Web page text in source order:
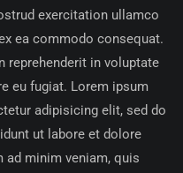
exercitation ullamco
ea commodo consequat.
reprehenderit in voluptate
eu fugiat. Lorem ipsum
adipisicing elit, sed do
ut labore et dolore
ad minim veniam, quis